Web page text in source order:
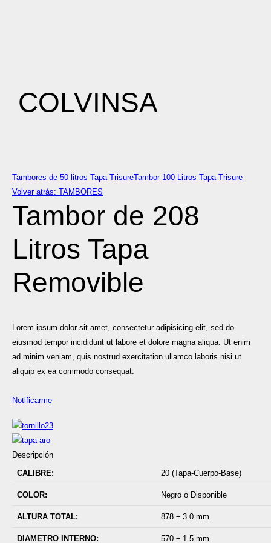
COLVINSA
Tambores de 50 litros Tapa TrisureTambor 100 Litros Tapa Trisure
Volver atrás: TAMBORES
Tambor de 208
Litros Tapa
Removible
Lorem ipsum dolor sit amet, consectetur adipisicing elit, sed do
eiusmod tempor incididunt ut labore et dolore magna aliqua. Ut enim
ad minim veniam, quis nostrud exercitation ullamco laboris nisi ut
aliquip ex ea commodo consequat.
Notificarme
Descripción
CALIBRE:
20 (Tapa-Cuerpo-Base)
COLOR: Negro o Disponible
ALTURA TOTAL: 878 ± 3.0 mm
DIAMETRO INTERNO: 570 ± 1.5 mm